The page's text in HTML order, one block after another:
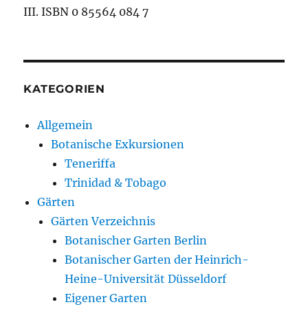
III. ISBN 0 85564 084 7
KATEGORIEN
Allgemein
Botanische Exkursionen
Teneriffa
Trinidad & Tobago
Gärten
Gärten Verzeichnis
Botanischer Garten Berlin
Botanischer Garten der Heinrich-
Heine-Universität Düsseldorf
Eigener Garten